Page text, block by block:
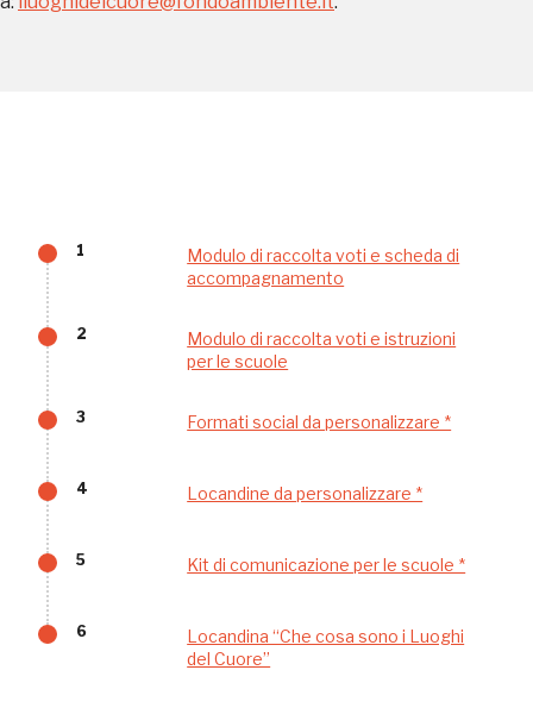
1
Modulo di raccolta voti e scheda di
accompagnamento
2
Modulo di raccolta voti e istruzioni
per le scuole
3 Formati social da personalizzare *
4 Locandine da personalizzare *
5 Kit di comunicazione per le scuole *
6
Locandina “Che cosa sono i Luoghi
del Cuore”
Tutto questo non
sarebbe possibile